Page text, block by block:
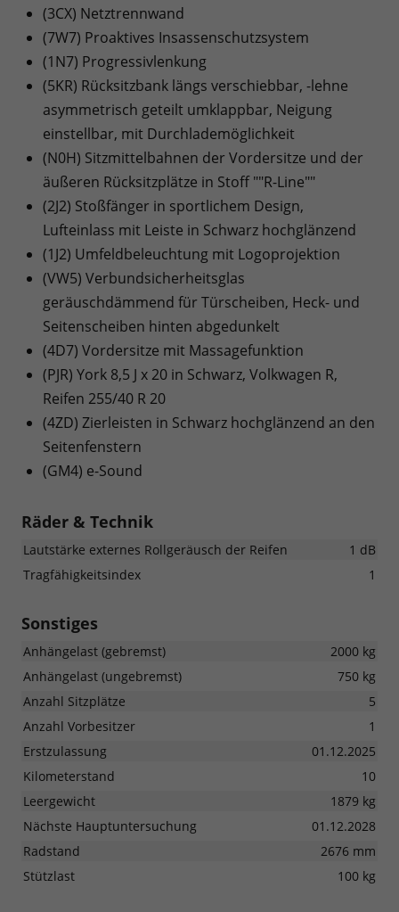
(3CX) Netztrennwand
(7W7) Proaktives Insassenschutzsystem
(1N7) Progressivlenkung
(5KR) Rücksitzbank längs verschiebbar, -lehne
asymmetrisch geteilt umklappbar, Neigung
einstellbar, mit Durchlademöglichkeit
(N0H) Sitzmittelbahnen der Vordersitze und der
äußeren Rücksitzplätze in Stoff ""R-Line""
(2J2) Stoßfänger in sportlichem Design,
Lufteinlass mit Leiste in Schwarz hochglänzend
(1J2) Umfeldbeleuchtung mit Logoprojektion
(VW5) Verbundsicherheitsglas
geräuschdämmend für Türscheiben, Heck- und
Seitenscheiben hinten abgedunkelt
(4D7) Vordersitze mit Massagefunktion
(PJR) York 8,5 J x 20 in Schwarz, Volkwagen R,
Reifen 255/40 R 20
(4ZD) Zierleisten in Schwarz hochglänzend an den
Seitenfenstern
(GM4) e-Sound
Räder & Technik
Lautstärke externes Rollgeräusch der Reifen
1 dB
Tragfähigkeitsindex
1
Sonstiges
Anhängelast (gebremst)
2000 kg
Anhängelast (ungebremst)
750 kg
Anzahl Sitzplätze
5
Anzahl Vorbesitzer
1
Erstzulassung
01.12.2025
Kilometerstand
10
Leergewicht
1879 kg
Nächste Hauptuntersuchung
01.12.2028
Radstand
2676 mm
Stützlast
100 kg